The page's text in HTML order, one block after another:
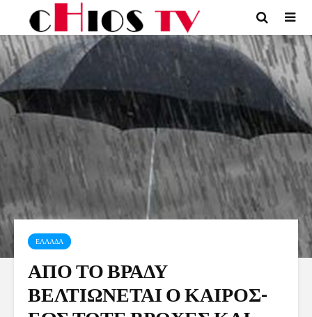
ΕΛΛΑΔΑ
ΑΠΟ ΤΟ ΒΡΑΔΥ
ΒΕΛΤΙΩΝΕΤΑΙ Ο ΚΑΙΡΟΣ-